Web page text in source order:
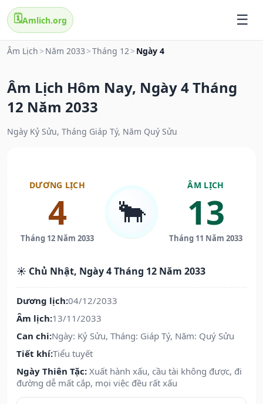
🗓️Amlich.org
Âm Lịch > Năm 2033 >Tháng 12> Ngày 4
Âm Lịch Hôm Nay, Ngày 4 Tháng
12 Năm 2033
Ngày Kỷ Sửu, Tháng Giáp Tý, Năm Quý Sửu
DƯƠNG LỊCH
4
Tháng 12 Năm 2033
🐂
ÂM LỊCH
13
Tháng 11 Năm 2033
☀️ Chủ Nhật, Ngày 4 Tháng 12 Năm 2033
Dương lịch:04/12/2033
Âm lịch:13/11/2033
Can chi:Ngày: Kỷ Sửu, Tháng: Giáp Tý, Năm: Quý Sửu
Tiết khí:Tiểu tuyết
Ngày Thiên Tặc: Xuất hành xấu, cầu tài không được, đi
đường dễ mất cắp, mọi việc đều rất xấu